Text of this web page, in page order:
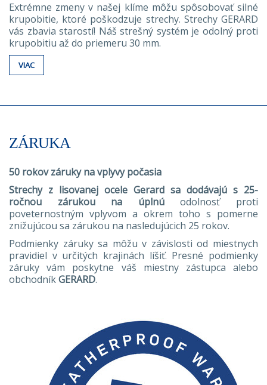
Extrémne zmeny v našej klíme môžu spôsobovať silné
krupobitie, ktoré poškodzuje strechy. Strechy GERARD
vás zbavia starostí! Náš strešný systém je odolný proti
krupobitiu až do priemeru 30 mm.
VIAC
ZÁRUKA
50 rokov záruky na vplyvy počasia
Strechy z lisovanej ocele Gerard sa dodávajú s 25-
ročnou zárukou na úplnúodolnosť proti
poveternostným vplyvom a okrem toho s pomerne
znižujúcou sa zárukou na nasledujúcich 25 rokov.
Podmienky záruky sa môžu v závislosti od miestnych
pravidiel v určitých krajinách líšiť. Presné podmienky
záruky vám poskytne váš miestny zástupca alebo
obchodníkGERARD.